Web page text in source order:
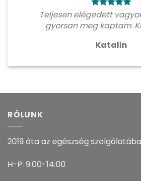
Teljesen elégedett
gyorsan meg kaptam.
Katalin
RÓLUNK
2019 óta az egészség
H-P: 9:00-14:00